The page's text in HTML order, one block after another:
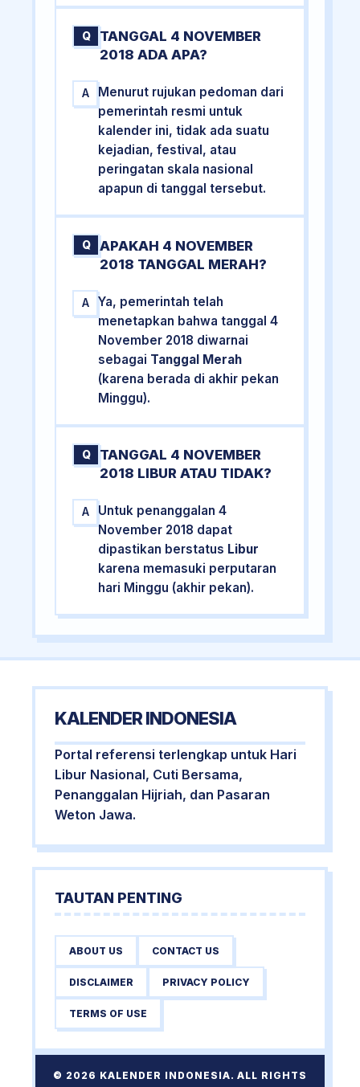
Q
TANGGAL 4 NOVEMBER
2018 ADA APA?
A
Menurut rujukan pedoman dari
pemerintah resmi untuk
kalender ini, tidak ada suatu
kejadian, festival, atau
peringatan skala nasional
apapun di tanggal tersebut.
Q
APAKAH 4 NOVEMBER
2018 TANGGAL MERAH?
A
Ya, pemerintah telah
menetapkan bahwa tanggal 4
November 2018 diwarnai
sebagai Tanggal Merah
(karena berada di akhir pekan
Minggu).
Q
TANGGAL 4 NOVEMBER
2018 LIBUR ATAU TIDAK?
A
Untuk penanggalan 4
November 2018 dapat
dipastikan berstatus Libur
karena memasuki perputaran
hari Minggu (akhir pekan).
KALENDER INDONESIA
Portal referensi terlengkap untuk Hari
Libur Nasional, Cuti Bersama,
Penanggalan Hijriah, dan Pasaran
Weton Jawa.
TAUTAN PENTING
ABOUT US CONTACT US
DISCLAIMER PRIVACY POLICY
TERMS OF USE
© 2026 KALENDER INDONESIA. ALL RIGHTS